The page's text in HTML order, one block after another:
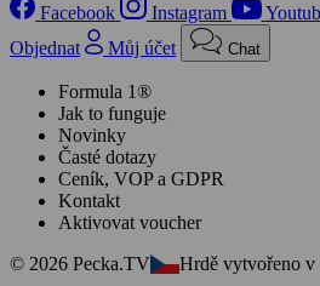
Facebook Instagram
Objednat
Můj účet Chat
Formula 1®
Jak to funguje
Novinky
Časté dotazy
Ceník, VOP a GDPR
Kontakt
Aktivovat voucher
© 2026 Pecka.TV
Hrdě vytvořeno v